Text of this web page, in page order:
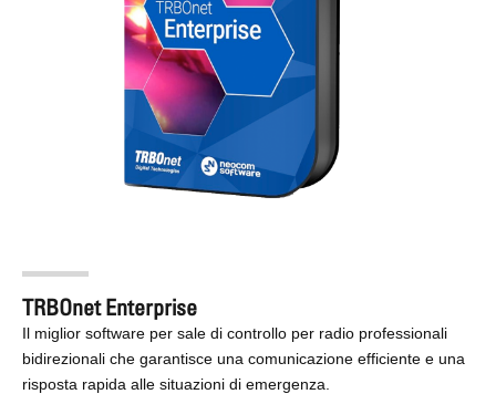
TRBOnet Enterprise
Il miglior software per sale di controllo per radio professionali
bidirezionali che garantisce una comunicazione efficiente e una
risposta rapida alle situazioni di emergenza.